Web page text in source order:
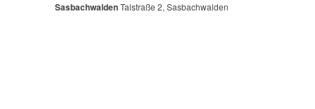
SasbachwaldenTalstraße 2, Sasbachwalden